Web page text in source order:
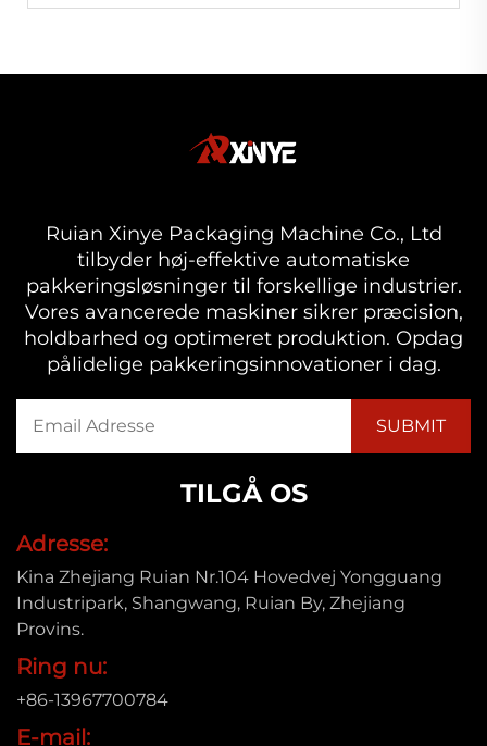
Ruian Xinye Packaging Machine Co., Ltd
tilbyder høj-effektive automatiske
pakkeringsløsninger til forskellige industrier.
Vores avancerede maskiner sikrer præcision,
holdbarhed og optimeret produktion. Opdag
pålidelige pakkeringsinnovationer i dag.
TILGÅ OS
Adresse:
Kina Zhejiang Ruian Nr.104 Hovedvej Yongguang
Industripark, Shangwang, Ruian By, Zhejiang
Provins.
Ring nu:
+86-13967700784
E-mail: